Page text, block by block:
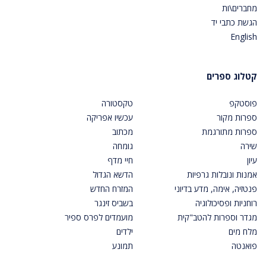
מחברים\ות
הגשת כתבי יד
English
קטלוג ספרים
פוסטקפ
ספרות מקור
ספרות מתורגמת
שירה
עיון
אמנות ונובלות גרפיות
פנטזיה, אימה, מדע בדיוני
רוחניות ופסיכולוגיה
מגדר וספרות להטב"קית
מלח מים
פואנטה
טקסטורה
עכשיו אפריקה
מכתוב
גומחה
חיי מדף
הדשא הגדול
המזרח החדש
בשביס זינגר
מועמדים לפרס ספיר
ילדים
תמונע